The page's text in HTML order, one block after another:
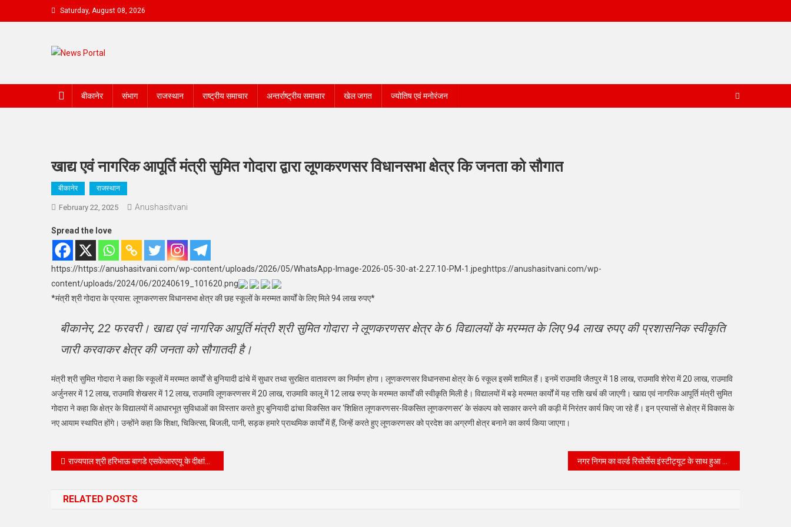
to
Saturday, August 08, 2026
बीकानेर संभाग राजस्थान राष्ट्रीय समाचार अन्तर्राष्ट्रीय समाचार खेल जगत ज्योतिष एवं मनोरंजन
खाद्य एवं नागरिक आपूर्ति मंत्री सुमित गोदारा द्वारा लूणकरणसर विधानसभा क्षेत्र कि जनता को सौगात
बीकानेर राजस्थान
February 22, 2025 Anushasitvani
Spread the love
https://https://anushasitvani.com/wp-content/uploads/2026/05/WhatsApp-Image-2026-05-30-at-2.27.10-PM-1.jpeghttps://anushasitvani.com/wp-
content/uploads/2024/06/20240619_101620.png
*मंत्री श्री गोदारा के प्रयास: लूणकरणसर विधानसभा क्षेत्र की छह स्कूलों के मरम्मत कार्यों के लिए मिले 94 लाख रुपए*
बीकानेर, 22 फरवरी। खाद्य एवं नागरिक आपूर्ति मंत्री श्री सुमित गोदारा ने लूणकरणसर क्षेत्र के 6 विद्यालयों के मरम्मत के लिए 94 लाख रुपए की प्रशासनिक स्वीकृति
जारी करवाकर क्षेत्र की जनता को सौगातदी है।
मंत्री श्री सुमित गोदारा ने कहा कि स्कूलों में मरम्मत कार्यों से बुनियादी ढांचे में सुधार तथा सुरक्षित वातावरण का निर्माण होगा। लूणकरणसर विधानसभा क्षेत्र के 6 स्कूल इसमें शामिल हैं। इनमें राउमावि जैतपुर में 18 लाख, राउमावि शेरेरा में 20 लाख, राउमावि
अर्जुनसर में 12 लाख, राउमावि शेखसर में 12 लाख, राउमावि लूणकरणसर में 20 लाख, राउमावि कालू में 12 लाख रुपए के मरम्मत कार्यों की स्वीकृति मिली है। विद्यालयों में बड़े मरम्मत कार्यों में यह राशि खर्च की जाएगी। खाद्य एवं नागरिक आपूर्ति मंत्री सुमित
गोदारा ने कहा कि क्षेत्र के विद्यालयों में आधारभूत सुविधाओं का विस्तार करते हुए बुनियादी ढांचा विकसित कर ‘शिक्षित लूणकरणसर-विकसित लूणकरणसर’ के संकल्प को साकार करने की कड़ी में निरंतर कार्य किए जा रहे हैं। इन प्रयासों से क्षेत्र में विकास के
नए आयाम स्थापित होंगे। उन्होंने कहा कि शिक्षा, चिकित्सा, बिजली, पानी, सड़क हमारे प्राथमिक कार्यों में हैं, जिन्हें करते हुए लूणकरणसर को प्रदेश का अग्रणी क्षेत्र बनाने का कार्य किया जाएगा।
Post
राज्यपाल श्री हरिभाऊ बागडे एसकेआरएयू के दीक्षांत समारोह में होंगे मुख्य अतिथि
RELATED POSTS